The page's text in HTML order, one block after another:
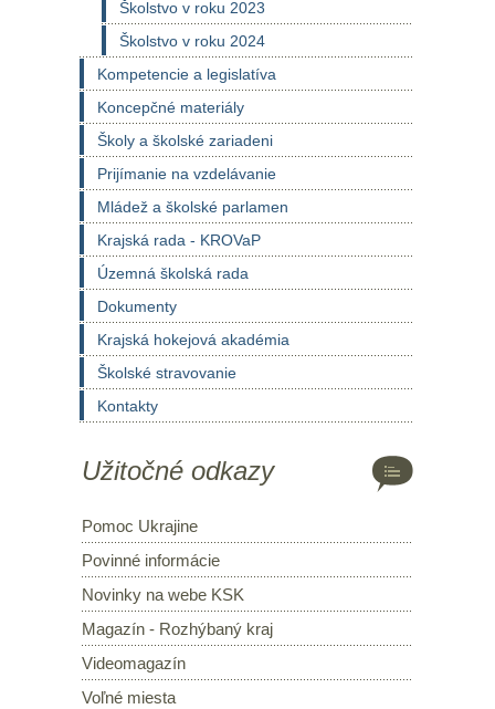
Školstvo v roku 2023
Školstvo v roku 2024
Kompetencie a legislatíva
Koncepčné materiály
Školy a školské zariadeni
Prijímanie na vzdelávanie
Mládež a školské parlamen
Krajská rada - KROVaP
Územná školská rada
Dokumenty
Krajská hokejová akadémia
Školské stravovanie
Kontakty
Užitočné odkazy
Pomoc Ukrajine
Povinné informácie
Novinky na webe KSK
Magazín - Rozhýbaný kraj
Videomagazín
Voľné miesta